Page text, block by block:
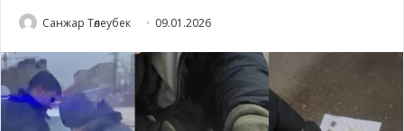
Санжар Төлеубек 09.01.2026